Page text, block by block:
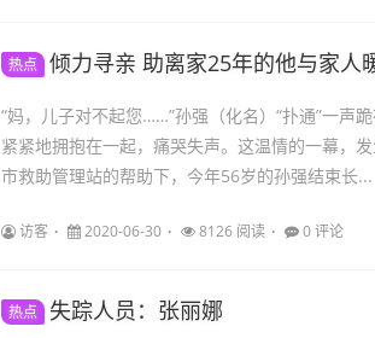
热点 倾力寻亲 助离家25年的他与家人
“妈，儿子对不起您……”孙强（化名）“扑通”一声
紧紧地拥抱在一起，痛哭失声。这温情的一幕，
市救助管理站的帮助下，今年56岁的孙强结束长...
访客 2020-06-30 8126 阅读 0 评论
热点 失踪人员：张丽娜